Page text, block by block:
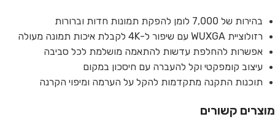
בהירות של 7,000 לומן להפקת תמונות חדות וברורות
רזולוציית WUXGA עם שיפור ל-4K לקבלת איכות תמונה מעולה
אפשרות להחלפת עדשות להתאמה מושלמת לכל סביבה
עיצוב קומפקטי וקל להעברה עם חיסכון במקום
תוכנות התקנה מתקדמות להקל על הערמה ומיפוי הקרנה
מוצרים קשורים